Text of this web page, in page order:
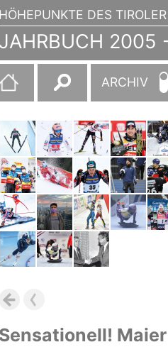
HÖHEPUNKTE DES
JAHRBUCH 2005
Suchen
nach:
ARCHIV
Sensationell!